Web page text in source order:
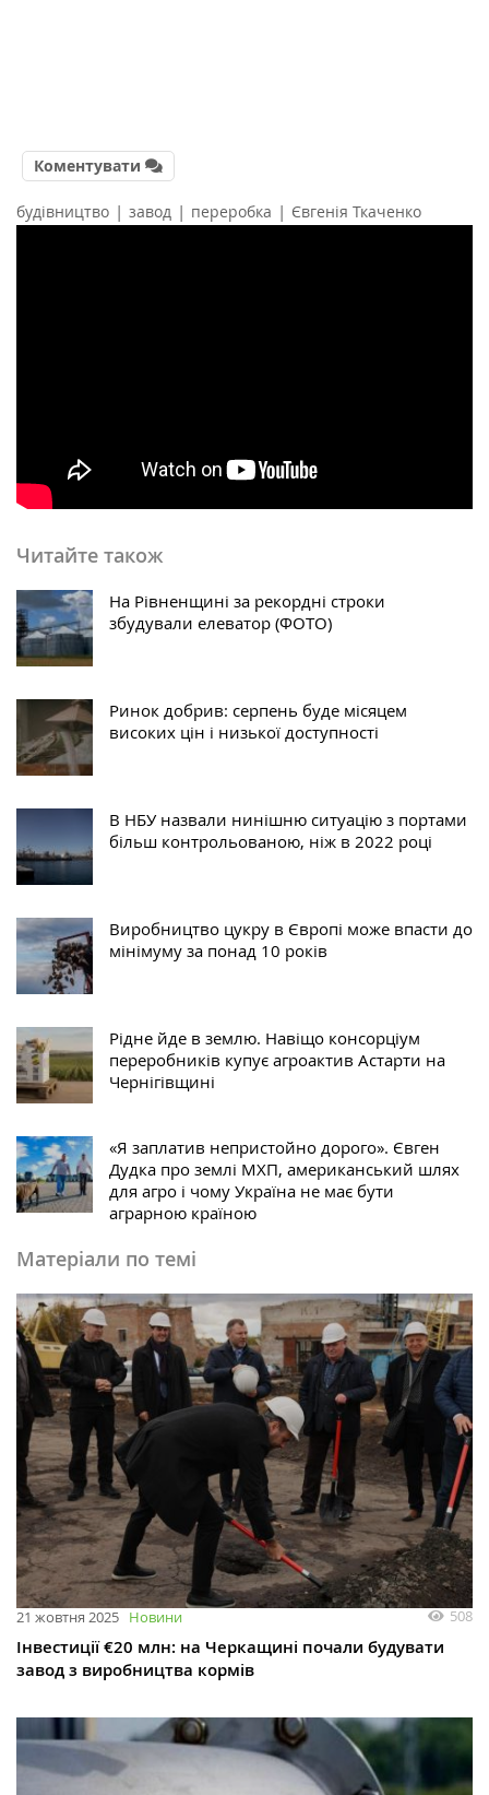
Коментувати
будівництво | завод | переробка | Євгенія Ткаченко
Читайте також
На Рівненщині за рекордні строки
збудували елеватор (ФОТО)
Ринок добрив: серпень буде місяцем
високих цін і низької доступності
В НБУ назвали нинішню ситуацію з портами
більш контрольованою, ніж в 2022 році
Виробництво цукру в Європі може впасти до
мінімуму за понад 10 років
Рідне йде в землю. Навіщо консорціум
переробників купує агроактив Астарти на
Чернігівщині
«Я заплатив непристойно дорого». Євген
Дудка про землі МХП, американський шлях
для агро і чому Україна не має бути
аграрною країною
Матеріали по темі
21 жовтня 2025 Новини 508
Інвестиції €20 млн: на Черкащині почали будувати
завод з виробництва кормів